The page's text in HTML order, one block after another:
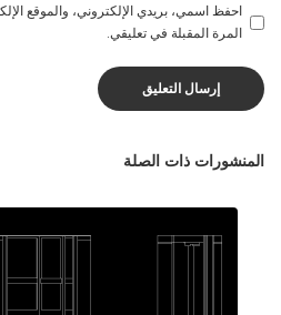
احفظ اسمي، بريدي الإلكتروني، والموقع
المرة المقبلة في تعليقي.
المنشورات ذات الصلة